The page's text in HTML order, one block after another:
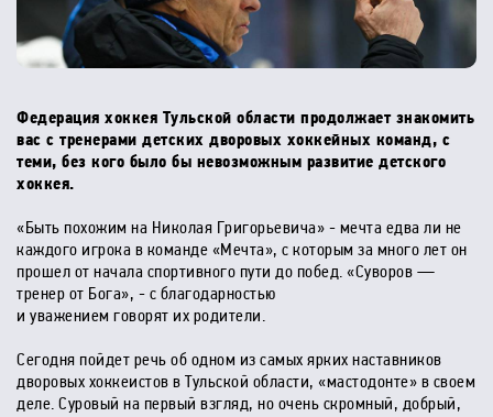
Федерация хоккея Тульской области продолжает знакомить
вас с тренерами детских дворовых хоккейных команд, с
теми, без кого было бы невозможным развитие детского
хоккея.
«Быть похожим на Николая Григорьевича» - мечта едва ли не
каждого игрока в команде «Мечта», с которым за много лет он
прошел от начала спортивного пути до побед. «Суворов —
тренер от Бога», - с благодарностью
и уважением говорят их родители.
Сегодня пойдет речь об одном из самых ярких наставников
дворовых хоккеистов в Тульской области, «мастодонте» в своем
деле. Суровый на первый взгляд, но очень скромный, добрый,